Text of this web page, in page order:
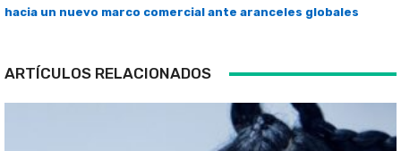
hacia un nuevo marco comercial ante aranceles globales
ARTÍCULOS RELACIONADOS